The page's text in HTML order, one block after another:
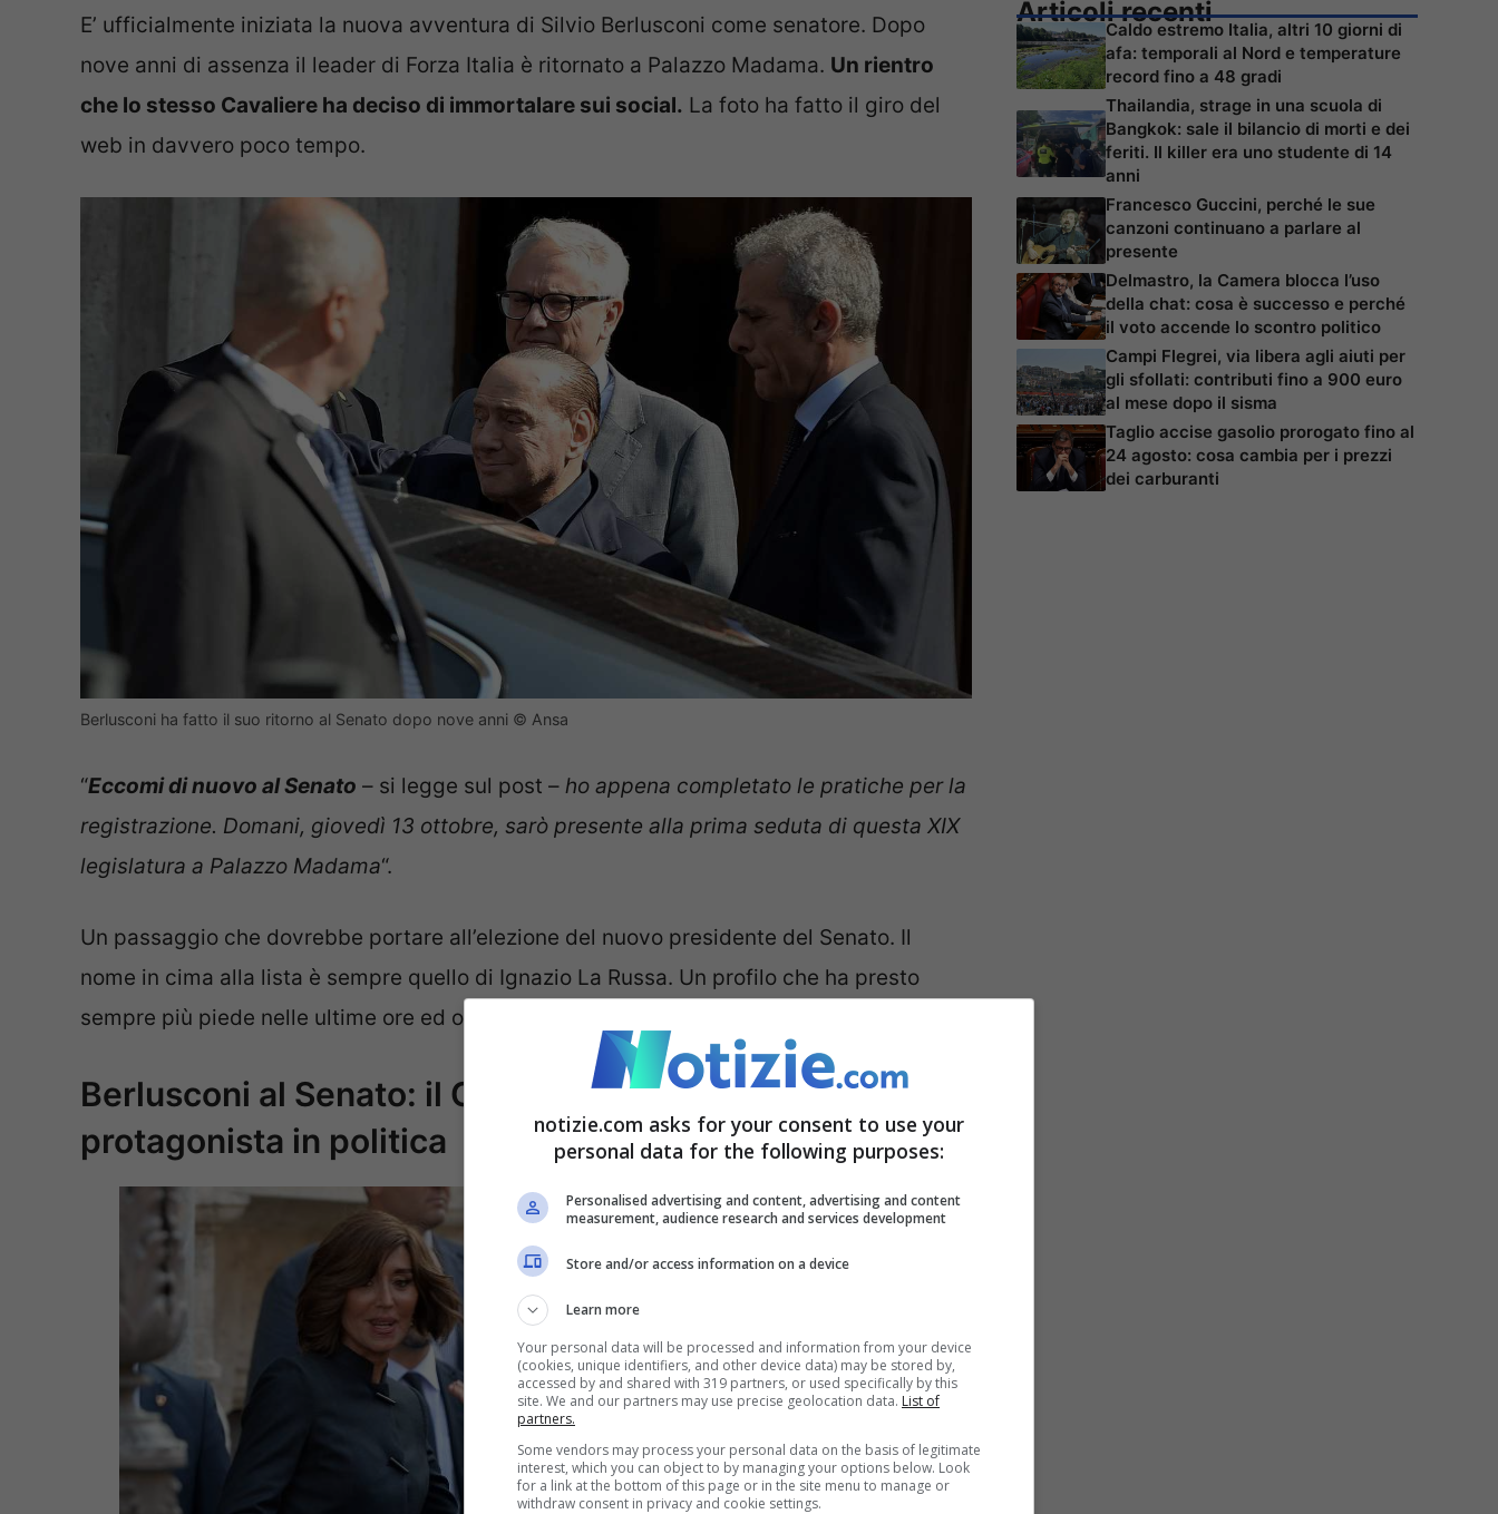
E’ ufficialmente iniziata la nuova avventura di Silvio Berlusconi come senatore. Dopo
nove anni di assenza il leader di Forza Italia è ritornato a Palazzo Madama. Un rientro
che lo stesso Cavaliere ha deciso di immortalare sui social. La foto ha fatto il giro del
web in davvero poco tempo.
Berlusconi ha fatto il suo ritorno al Senato dopo nove anni © Ansa
“Eccomi di nuovo al Senato – si legge sul post – ho appena completato le pratiche per la
registrazione. Domani, giovedì 13 ottobre, sarò presente alla prima seduta di questa XIX
legislatura a Palazzo Madama“.
Un passaggio che dovrebbe portare all’elezione del nuovo presidente del Senato. Il
nome in cima alla lista è sempre quello di Ignazio La Russa. Un profilo che ha presto
sempre più piede nelle ultime ore ed ora la scelta sembra essere davvero vicina.
Berlusconi al Senato: il Cavaliere pronto a tornare
protagonista in politica
Articoli recenti
Caldo estremo Italia, altri 10 giorni di
afa: temporali al Nord e temperature
record fino a 48 gradi
Thailandia, strage in una scuola di
Bangkok: sale il bilancio di morti e dei
feriti. Il killer era uno studente di 14
anni
Francesco Guccini, perché le sue
canzoni continuano a parlare al
presente
Delmastro, la Camera blocca l’uso
della chat: cosa è successo e perché
il voto accende lo scontro politico
Campi Flegrei, via libera agli aiuti per
gli sfollati: contributi fino a 900 euro
al mese dopo il sisma
Taglio accise gasolio prorogato fino al
24 agosto: cosa cambia per i prezzi
dei carburanti
notizie.com asks for your consent to use your
personal data for the following purposes:
Personalised advertising and content, advertising and content
measurement, audience research and services development
Store and/or access information on a device
Learn more
Your personal data will be processed and information from your device
(cookies, unique identifiers, and other device data) may be stored by,
accessed by and shared with 319 partners, or used specifically by this
site. We and our partners may use precise geolocation data. List of
partners.
Some vendors may process your personal data on the basis of legitimate
interest, which you can object to by managing your options below. Look
for a link at the bottom of this page or in the site menu to manage or
withdraw consent in privacy and cookie settings.